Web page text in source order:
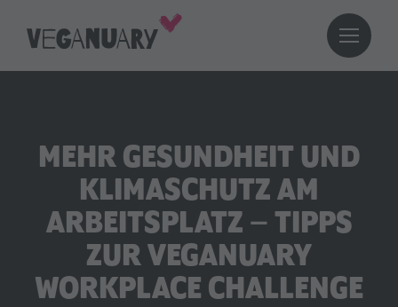
MEHR GESUNDHEIT UND
KLIMASCHUTZ AM
ARBEITSPLATZ – TIPPS
ZUR VEGANUARY
WORKPLACE CHALLENGE